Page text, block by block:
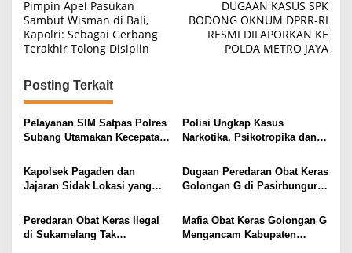
pos
Pimpin Apel Pasukan
Sambut Wisman di Bali,
Kapolri: Sebagai Gerbang
Terakhir Tolong Disiplin
DUGAAN KASUS SPK
BODONG OKNUM DPRR-RI
RESMI DILAPORKAN KE
POLDA METRO JAYA
Posting Terkait
Pelayanan SIM Satpas Polres
Subang Utamakan Kecepatan,
Polisi Ungkap Kasus
Narkotika, Psikotropika dan
Tanpa Izin Periode
pertengahan Juli 2026
Kapolsek Pagaden dan
Jajaran Sidak Lokasi yang
Obat Keras Ilegal, Warga Beri
Apresiasi
Dugaan Peredaran Obat Keras
Golongan G di Pasirbungur
Peredaran Obat Keras Ilegal
di Sukamelang Tak
Mafia Obat Keras Golongan G
Mengancam Kabupaten